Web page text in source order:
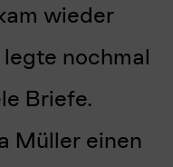
wieder
nochmal
Briefe.
Müller einen